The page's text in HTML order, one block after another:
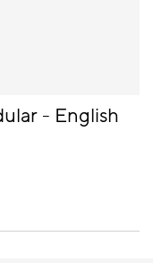
- English